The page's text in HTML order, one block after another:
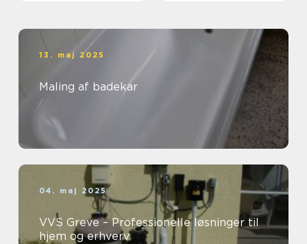
13. maj 2025
Maling af badekar
04. maj 2025
VVS Greve – Professionelle løsninger til
hjem og erhverv